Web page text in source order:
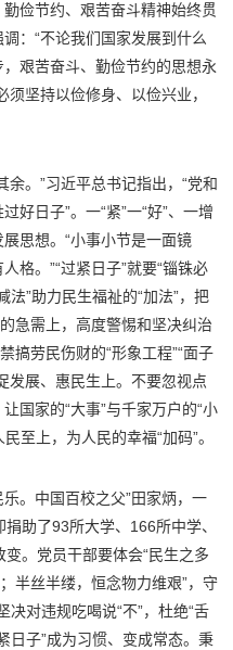
俭节约、艰苦奋斗精神始终贯
：“不论我们国家发展到什么
艰苦奋斗、勤俭节约的思想永
坚持以俭修身、以俭兴业，
余。”习近平总书记指出，“党和
好日子”。一“紧”一“好”、一增
思想。“小事小节是一面镜
格。”“过紧日子”就要“锱铢必
法”助力民生福祉的“加法”，把
急需上，高度警惕和坚决纠治
搞劳民伤财的“形象工程”“面子
发展、惠民生上。不要忽视点
国家的“大事”与千家万户的“小
至上，为人民的幸福“加码”。
。中国百校之父”田家炳，一
助了93所大学、166所中学、
。党员干部要体会“民生之多
半丝半缕，恒念物力维艰”，守
决对违规吃喝说“不”，杜绝“舌
日子”成为习惯、变成常态。秉